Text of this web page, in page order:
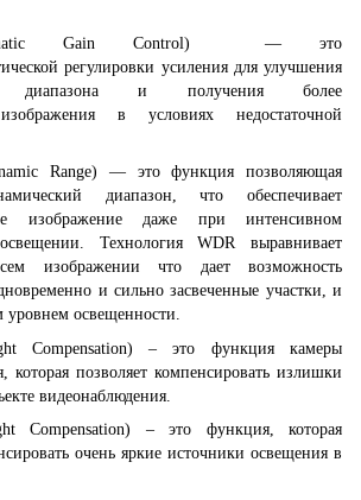
Gain Control) — это
регулировки усиления для улучшения
диапазона и получения более
изображения в условиях недостаточной
Range) — это функция позволяющая
диапазон, что обеспечивает
изображение даже при интенсивном
Технология WDR выравнивает
изображении что дает возможность
и сильно засвеченные участки, и
уровнем освещенности.
Compensation) – это функция камеры
которая позволяет компенсировать излишки
видеонаблюдения.
Compensation) – это функция, которая
очень яркие источники освещения в